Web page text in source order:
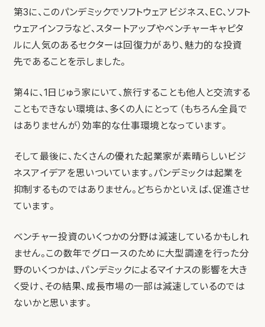
第3に、このパンデミックでソフトウェアビジネス、EC、ソフト
ウェアインフラなど、スタートアップやベンチャーキャピタ
ルに人気のあるセクターは回復力があり、魅力的な投資
先であることを示しました。
第4に、1日じゅう家にいて、旅行することも他人と交流する
こともできない環境は、多くの人にとって（もちろん全員で
はありませんが）効率的な仕事環境となっています。
そして最後に、たくさんの優れた起業家が素晴らしいビジ
ネスアイデアを思いついています。パンデミックは起業を
抑制するものではありません。どちらかといえば、促進させ
ています。
ベンチャー投資のいくつかの分野は減速しているかもしれ
ません。この数年でグロースのために大型調達を行った分
野のいくつかは、パンデミックによるマイナスの影響を大き
く受け、その結果、成長市場の一部は減速しているのでは
ないかと思います。